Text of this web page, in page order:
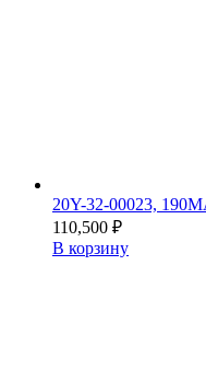
20Y-32-00023,
110,500 ₽
В корзину